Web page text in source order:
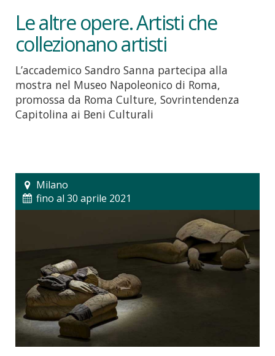
Le altre opere. Artisti che
collezionano artisti
L’accademico Sandro Sanna partecipa alla
mostra nel Museo Napoleonico di Roma,
promossa da Roma Culture, Sovrintendenza
Capitolina ai Beni Culturali
Milano
fino al 30 aprile 2021